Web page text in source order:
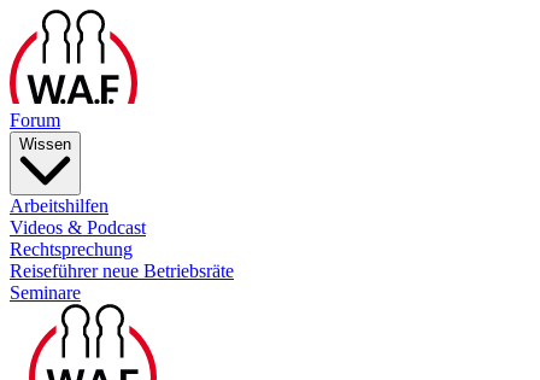
Forum
Wissen
Arbeitshilfen
Videos & Podcast
Rechtsprechung
Reiseführer neue Betriebsräte
Seminare